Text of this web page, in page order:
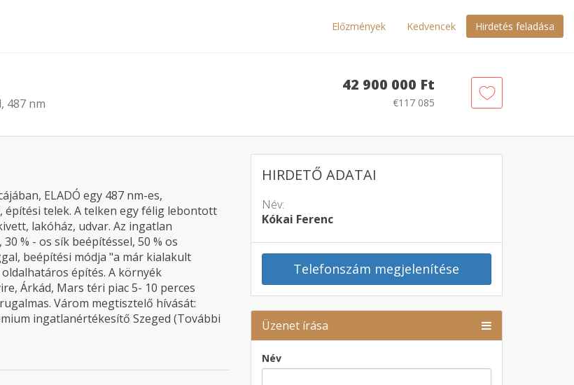
Előzmények Kedvencek Hirdetés feladása
487 nm
42 900 000 Ft
€117 085
HIRDETŐ ADATAI
Név:
Kókai Ferenc
Telefonszám megjelenítése
Üzenet írása
Név
ELADÓ egy 487 nm-es,
telek. A telken egy félig lebontott
lakóház, udvar. Az ingatlan
% - os sík beépítéssel, 50 % os
beépítési módja "a már kialakult
építés. A környék
Árkád, Mars téri piac 5- 10 perces
Várom megtisztelő hívását:
ingatlanértékesítő Szeged (További